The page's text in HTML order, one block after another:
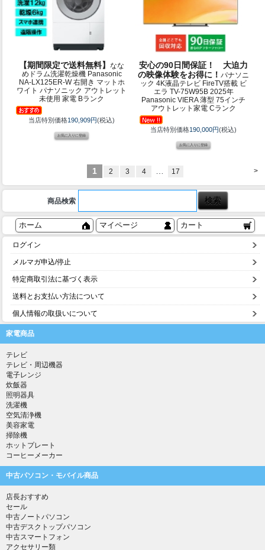
【期間限定で送料無料】なな
めドラム洗濯乾燥機 Panasonic
NA-LX125ER-W 右開き マットホ
ワイト パナソニック アウトレット
未使用 家電 Bランク
当店特別価格190,909円(税込)
安心の90日間保証！ 大迫力
の映像体験をお得に！パナソニ
ック 4K液晶テレビ FireTV搭載 ビ
エラ TV-75W95B 2025年
Panasonic VIERA 薄型 75インチ
アウトレット家電 Cランク
当店特別価格190,000円(税込)
>
1 2 3 4 17
商品検索
ホーム マイページ カート
ログイン
メルマガ申込/停止
特定商取引法に基づく表示
送料とお支払い方法について
個人情報の取扱いについて
家電商品
テレビ
テレビ・周辺機器
電子レンジ
炊飯器
照明器具
洗濯機
空気清浄機
美容家電
掃除機
ホットプレート
コーヒーメーカー
中古パソコン・モバイル商品
店長おすすめ
セール
中古ノートパソコン
中古デスクトップパソコン
中古スマートフォン
アクセサリー類